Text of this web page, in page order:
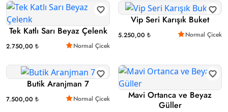
Tek Katlı Sarı Beyaz Çelenk
2.750,00 ₺ Normal Çicek
Vip Seri Karışık Buket
5.250,00 ₺ Normal Çicek
Butik Aranjman 7
7.500,00 ₺ Normal Çicek
Mavi Ortanca ve Beyaz
Güller